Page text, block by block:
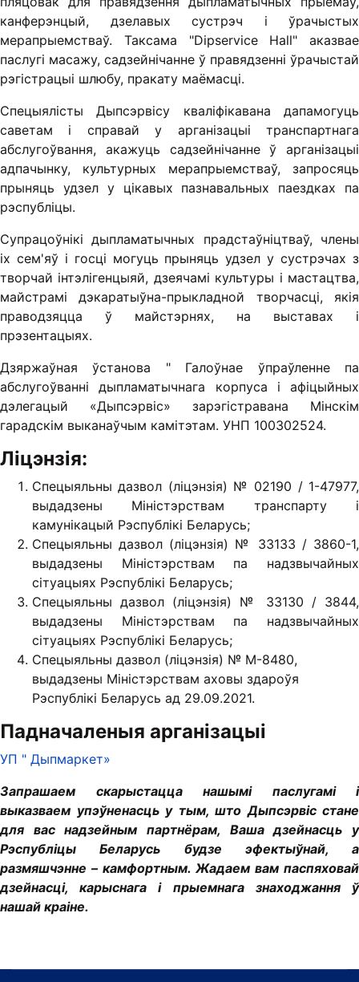
канферэнцый, дзелавых сустрэч і ўрачыстых
мерапрыемстваў. Таксама "Dipservice Hall" аказвае
паслугі масажу, садзейнічанне ў правядзенні ўрачыстай
рэгістрацыі шлюбу, пракату маёмасці.
Спецыялісты Дыпсэрвісу кваліфікавана дапамогуць
саветам і справай у арганізацыі транспартнага
абслугоўвання, акажуць садзейнічанне ў арганізацыі
адпачынку, культурных мерапрыемстваў, запросяць
прыняць удзел у цікавых пазнавальных паездках па
рэспубліцы.
Супрацоўнікі дыпламатычных прадстаўніцтваў, члены
іх сем'яў і госці могуць прыняць удзел у сустрэчах з
творчай інтэлігенцыяй, дзеячамі культуры і мастацтва,
майстрамі дэкаратыўна-прыкладной творчасці, якія
праводзяцца ў майстэрнях, на выставах і
прэзентацыях.
Дзяржаўная ўстанова " Галоўнае ўпраўленне па
абслугоўванні дыпламатычнага корпуса і афіцыйных
дэлегацый «Дыпсэрвіс» зарэгістравана Мінскім
гарадскім выканаўчым камітэтам. УНП 100302524.
Ліцэнзія:
Спецыяльны дазвол (ліцэнзія) № 02190 / 1-47977,
выдадзены Міністэрствам транспарту і
камунікацый Рэспублікі Беларусь;
Спецыяльны дазвол (ліцэнзія) № 33133 / 3860-1,
выдадзены Міністэрствам па надзвычайных
сітуацыях Рэспублікі Беларусь;
Спецыяльны дазвол (ліцэнзія) № 33130 / 3844,
выдадзены Міністэрствам па надзвычайных
сітуацыях Рэспублікі Беларусь;
Спецыяльны дазвол (ліцэнзія) № М-8480,
выдадзены Міністэрствам аховы здароўя
Рэспублікі Беларусь ад 29.09.2021.
Падначаленыя арганізацыі
УП " Дыпмаркет»
Запрашаем скарыстацца нашымі паслугамі і
выказваем упэўненасць у тым, што Дыпсэрвіс стане
для вас надзейным партнёрам, Ваша дзейнасць у
Рэспубліцы Беларусь будзе эфектыўнай, а
размяшчэнне – камфортным. Жадаем вам паспяховай
дзейнасці, карыснага і прыемнага знаходжання ў
нашай краіне.